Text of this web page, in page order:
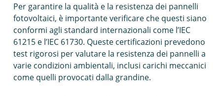
Per garantire la qualità e la resistenza dei pannelli
fotovoltaici, è importante verificare che questi siano
conformi agli standard internazionali come l’IEC
61215 e l’IEC 61730. Queste certificazioni prevedono
test rigorosi per valutare la resistenza dei pannelli a
varie condizioni ambientali, inclusi carichi meccanici
come quelli provocati dalla grandine.